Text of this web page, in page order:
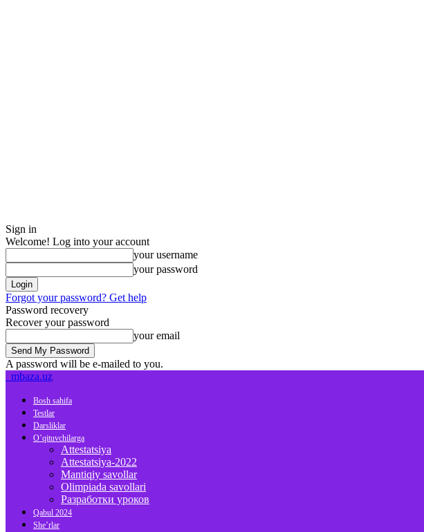
Sign in
Welcome! Log into your account
your username
your password
Forgot your password? Get help
Password recovery
Recover your password
your email
A password will be e-mailed to you.
mbaza.uz
Bosh sahifa
Testlar
Darsliklar
O’qituvchilarga
Attestatsiya
Attestatsiya-2022
Mantiqiy savollar
Olimpiada savollari
Разработки уроков
Qabul 2024
She’rlar